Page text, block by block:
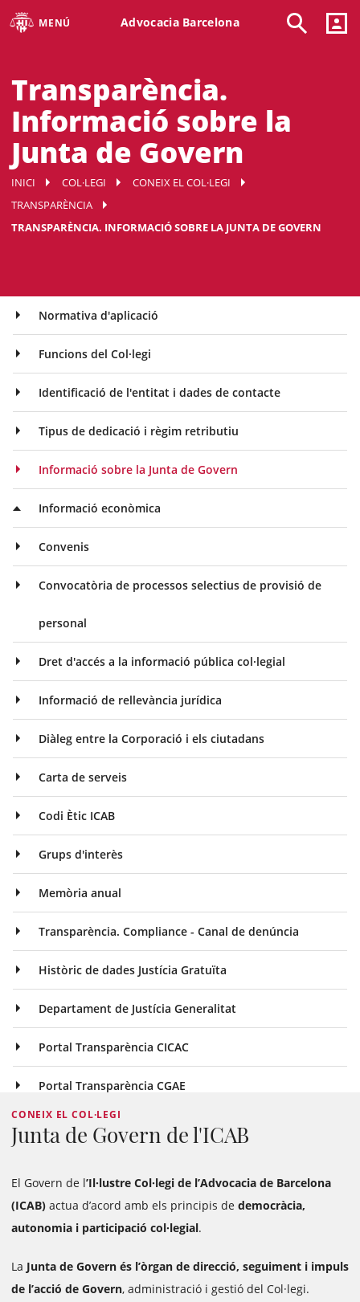
MENÚ Advocacia Barcelona
Transparència.
Informació sobre la
Junta de Govern
INICI COL·LEGI
CONEIX EL COL·LEGI
TRANSPARÈNCIA
TRANSPARÈNCIA. INFORMACIÓ SOBRE LA JUNTA DE GOVERN
Normativa d'aplicació
Funcions del Col·legi
Identificació de l'entitat i dades de contacte
Tipus de dedicació i règim retributiu
Informació sobre la Junta de Govern
Informació econòmica
Convenis
Convocatòria de processos selectius de provisió de
personal
Dret d'accés a la informació pública col·legial
Informació de rellevància jurídica
Diàleg entre la Corporació i els ciutadans
Carta de serveis
Codi Ètic ICAB
Grups d'interès
Memòria anual
Transparència. Compliance - Canal de denúncia
Històric de dades Justícia Gratuïta
Departament de Justícia Generalitat
Portal Transparència CICAC
Portal Transparència CGAE
CONEIX EL COL·LEGI
Junta de Govern de l'ICAB
El Govern de l’Il·lustre Col·legi de l’Advocacia de Barcelona
(ICAB) actua d’acord amb els principis de democràcia,
autonomia i participació col·legial.
La Junta de Govern és l’òrgan de direcció, seguiment i impuls
de l’acció de Govern, administració i gestió del Col·legi.